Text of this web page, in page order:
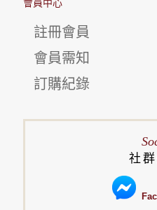
會員中心
註冊會員
會員需知
訂購紀錄
社